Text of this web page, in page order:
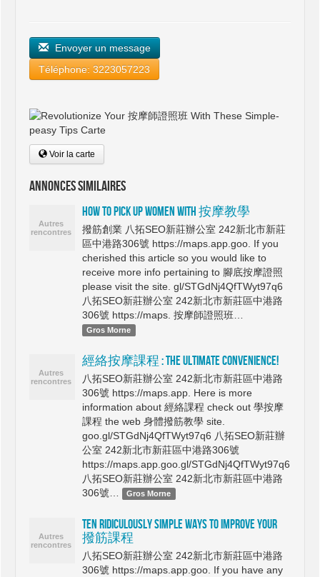
Envoyer un message
Téléphone: 3223057223
Voir la carte
Annonces similaires
How To Pick Up Women With 按摩教學
撥筋創業 八拓SEO新莊辦公室 242新北市新莊
區中港路306號 https://maps.app.goo. If you
cherished this article so you would like to
receive more info pertaining to 腳底按摩證照
please visit the site. gl/STGdNj4QfTWyt97q6
八拓SEO新莊辦公室 242新北市新莊區中港路
306號 https://maps. 按摩師證照班…
Gros Morne
經絡按摩課程 : The Ultimate Convenience!
八拓SEO新莊辦公室 242新北市新莊區中港路
306號 https://maps.app. Here is more
information about 經絡課程 check out 學按摩
課程 the web 身體撥筋教學 site.
goo.gl/STGdNj4QfTWyt97q6 八拓SEO新莊辦
公室 242新北市新莊區中港路306號
https://maps.app.goo.gl/STGdNj4QfTWyt97q6
八拓SEO新莊辦公室 242新北市新莊區中港路
306號…
Gros Morne
Ten Ridiculously Simple Ways To Improve Your
撥筋課程
八拓SEO新莊辦公室 242新北市新莊區中港路
306號 https://maps.app.goo. If you have any